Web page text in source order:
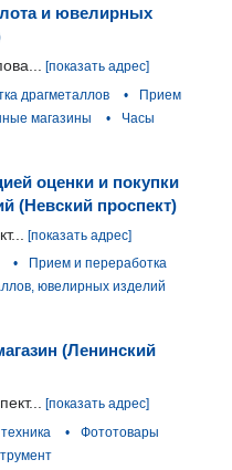
и ювелирных
[показать адрес]
драгметаллов •
Прием
магазины •
Часы
оценки и покупки
(Невский проспект)
[показать адрес]
•
Прием и переработка
ювелирных изделий
(Ленинский
[показать адрес]
•
Фототовары